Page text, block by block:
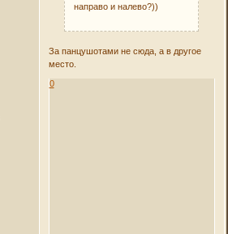
направо и налево?))
За панцушотами не сюда, а в другое
место.
0